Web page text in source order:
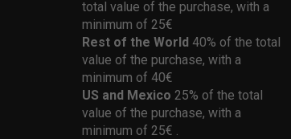
total value of the purchase, with a
minimum of 25€
Rest of the World 40% of the total
value of the purchase, with a
minimum of 40€
US and Mexico 25% of the total
value of the purchase, with a
minimum of 25€ .